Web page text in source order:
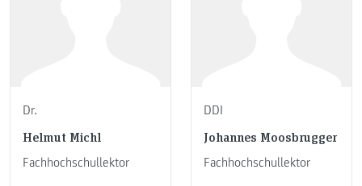
Dr.
Helmut Michl
Fachhochschullektor
DDI
Johannes Moosbrugger
Fachhochschullektor